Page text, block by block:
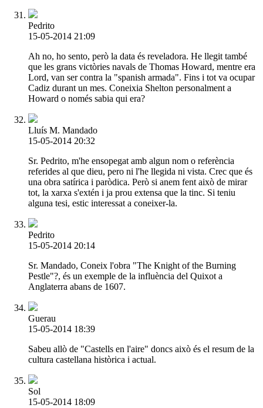
Pedrito
15-05-2014 21:09
Ah no, ho sento, però la data és reveladora. He llegit també
que les grans victòries navals de Thomas Howard, mentre era
Lord, van ser contra la "spanish armada". Fins i tot va ocupar
Cadiz durant un mes. Coneixia Shelton personalment a
Howard o només sabia qui era?
Lluís M. Mandado
15-05-2014 20:32
Sr. Pedrito, m'he ensopegat amb algun nom o referència
referides al que dieu, pero ni l'he llegida ni vista. Crec que és
una obra satírica i paròdica. Però si anem fent això de mirar
tot, la xarxa s'extén i ja prou extensa que la tinc. Si teniu
alguna tesi, estic interessat a coneixer-la.
Pedrito
15-05-2014 20:14
Sr. Mandado, Coneix l'obra "The Knight of the Burning
Pestle"?, és un exemple de la influència del Quixot a
Anglaterra abans de 1607.
Guerau
15-05-2014 18:39
Sabeu allò de "Castells en l'aire" doncs això és el resum de la
cultura castellana històrica i actual.
Sol
15-05-2014 18:09